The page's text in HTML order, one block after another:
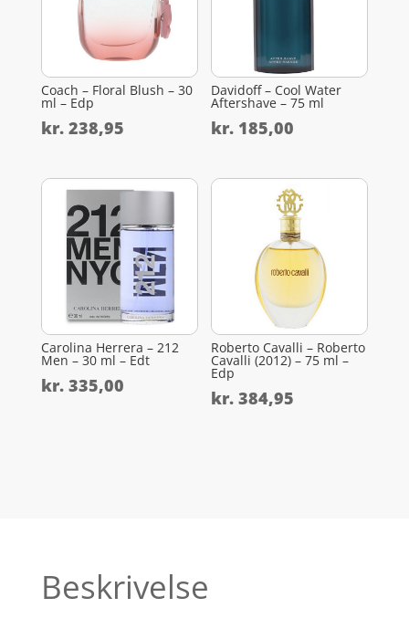
Coach – Floral Blush – 30
ml – Edp
kr.238,95
Davidoff – Cool Water
Aftershave – 75 ml
kr. 185,00
Carolina Herrera – 212
Men – 30 ml – Edt
kr.335,00
Roberto Cavalli – Roberto
Cavalli (2012) – 75 ml –
Edp
kr. 384,95
Beskrivelse